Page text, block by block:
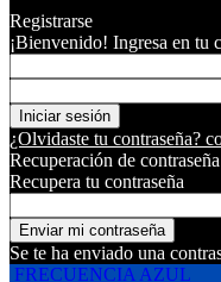
Registrarse
¡Bienvenido! Ingresa en tu
¿Olvidaste tu contraseña?
Recuperación de contraseña
Recupera tu contraseña
Se te ha enviado una
FRECUENCIA AZUL